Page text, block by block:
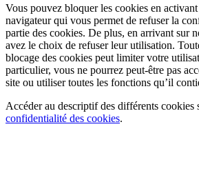
Vous pouvez bloquer les cookies en
navigateur qui vous permet de refuser la
partie des cookies. De plus, en arrivant sur
avez le choix de refuser leur utilisation.
blocage des cookies peut limiter votre
particulier, vous ne pourrez peut-être pas
site ou utiliser toutes les fonctions qu’il
Accéder au descriptif des différents cookies
confidentialité des cookies.